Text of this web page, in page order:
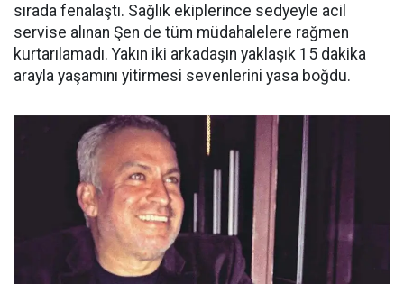
sırada fenalaştı. Sağlık ekiplerince sedyeyle acil
servise alınan Şen de tüm müdahalelere rağmen
kurtarılamadı. Yakın iki arkadaşın yaklaşık 15 dakika
arayla yaşamını yitirmesi sevenlerini yasa boğdu.